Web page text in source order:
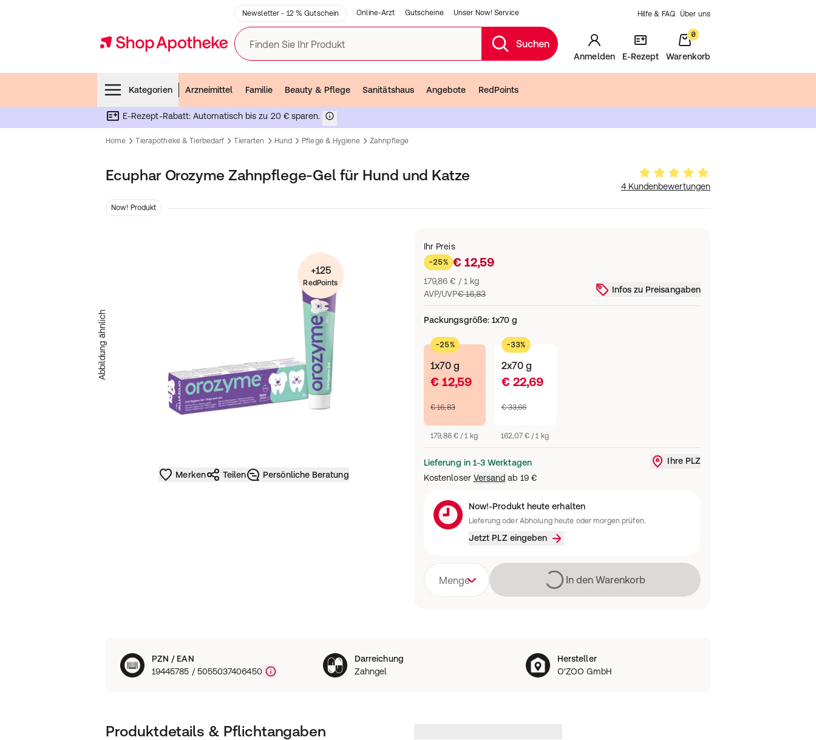
Newsletter - 12 % Gutschein Online-Arzt Gutscheine Unser Now! Service Hilfe & FAQ Über uns
Finden Sie Ihr Produkt Suchen
Anmelden E-Rezept
0
Warenkorb
Kategorien
Arzneimittel Familie Beauty & Pflege Sanitätshaus Angebote RedPoints
E-Rezept-Rabatt: Automatisch bis zu 20 € sparen.
Home Tierapotheke & Tierbedarf Tierarten Hund Pflege & Hygiene Zahnpflege
Ecuphar Orozyme Zahnpflege-Gel für Hund und Katze
4 Kundenbewertungen
Now! Produkt
Abbildung ähnlich
+125
RedPoints
Merken Teilen Persönliche Beratung
Ihr Preis
-25% € 12,59
179,86 € / 1 kg
AVP/UVP€ 16,83 Infos zu Preisangaben
Packungsgröße:1x70 g
-25%
1x70 g
€ 12,59
€ 16,83
179,86 € / 1 kg
-33%
2x70 g
€ 22,69
€ 33,66
162,07 € / 1 kg
Lieferung in 1-3 Werktagen
Kostenloser Versand ab 19 €
Liefergebiet ändern oder Standort
Ihre PLZ
Now!-Produkt heute erhalten
Lieferung oder Abholung heute oder morgen prüfen.
Jetzt PLZ eingeben
Menge LädtIn den Warenkorb
PZN / EAN
19445785 / 5055037406450
Darreichung
Zahngel
Hersteller
O'ZOO GmbH
Produktdetails & Pflichtangaben